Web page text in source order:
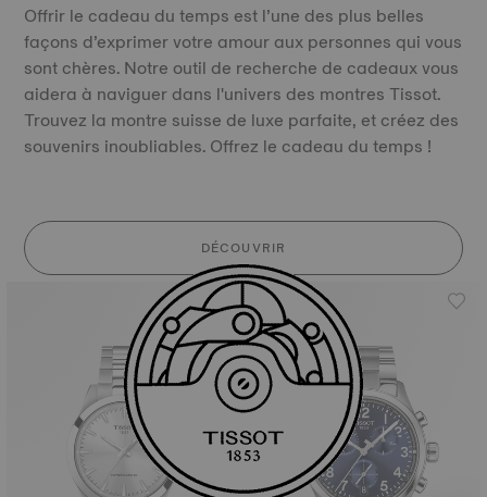
Offrir le cadeau du temps est l’une des plus belles
façons d’exprimer votre amour aux personnes qui vous
sont chères. Notre outil de recherche de cadeaux vous
aidera à naviguer dans l'univers des montres Tissot.
Trouvez la montre suisse de luxe parfaite, et créez des
souvenirs inoubliables. Offrez le cadeau du temps !
DÉCOUVRIR